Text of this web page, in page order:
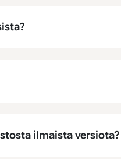
ilmaista versiota?